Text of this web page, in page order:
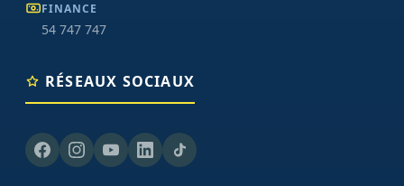
FINANCE
54 747 747
RÉSEAUX SOCIAUX